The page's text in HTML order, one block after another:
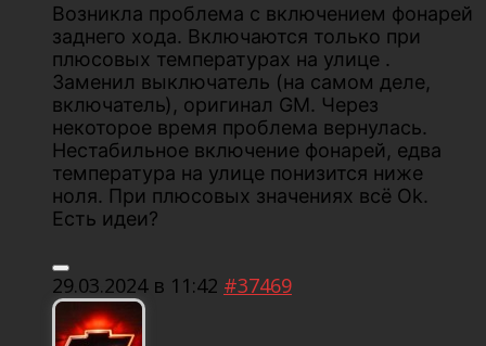
Возникла проблема с включением фонарей
заднего хода. Включаются только при
плюсовых температурах на улице .
Заменил выключатель (на самом деле,
включатель), оригинал GM. Через
некоторое время проблема вернулась.
Нестабильное включение фонарей, едва
температура на улице понизится ниже
ноля. При плюсовых значениях всё Ok.
Есть идеи?
29.03.2024 в 11:42 #37469